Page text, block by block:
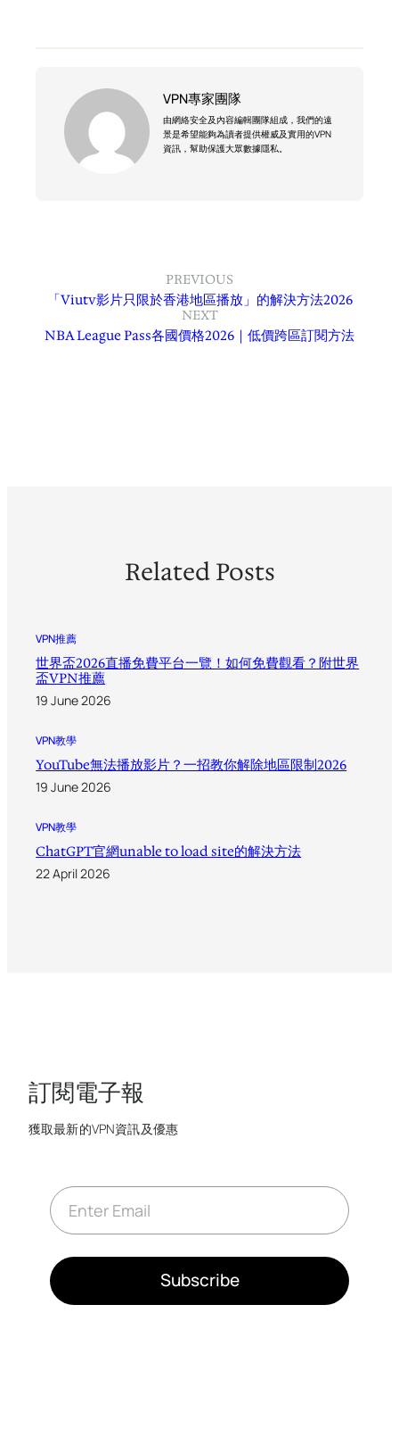
VPN專家團隊
由網絡安全及內容編輯團隊組成，我們的遠
景是希望能夠為讀者提供權威及實用的VPN
資訊，幫助保護大眾數據隱私。
PREVIOUS
「Viutv影片只限於香港地區播放」的解決方法2026
NEXT
NBA League Pass各國價格2026｜低價跨區訂閱方法
Related Posts
VPN推薦
世界盃2026直播免費平台一覽！如何免費觀看？附世界
盃VPN推薦
19 June 2026
VPN教學
YouTube無法播放影片？一招教你解除地區限制2026
19 June 2026
VPN教學
ChatGPT官網unable to load site的解決方法
22 April 2026
訂閱電子報
獲取最新的VPN資訊及優惠
E
m
a
*
Subscribe